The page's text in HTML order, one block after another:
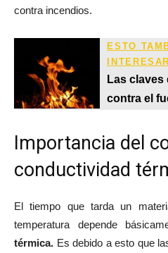
contra incendios.
ESTO
Las
contra el
Importancia del
conductividad
El tiempo que tarda un
temperatura depende
térmica. Es debido a esto que